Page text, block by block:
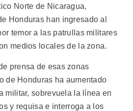
Norte de Nicaragua,
Honduras han ingresado al
temor a las patrullas militares
medios locales de la zona.
prensa de esas zonas
de Honduras ha aumentado
militar, sobrevuela la línea en
y requisa e interroga a los